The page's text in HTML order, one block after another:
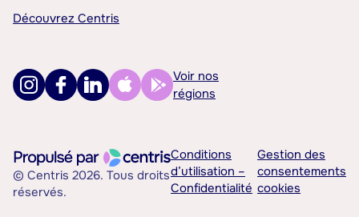
Découvrez Centris
Voir nos
régions
© Centris 2026. Tous droits
réservés.
Conditions
d’utilisation –
Confidentialité
Gestion des
consentements
cookies